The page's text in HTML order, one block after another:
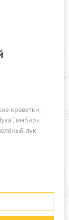
креветки
имбирь
лук